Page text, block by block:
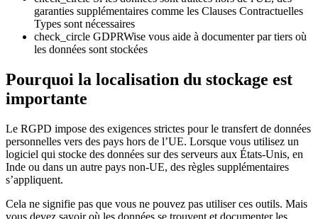
garanties supplémentaires comme les Clauses Contractuelles
Types sont nécessaires
check_circle GDPRWise vous aide à documenter par tiers où
les données sont stockées
Pourquoi la localisation du stockage est
importante
Le RGPD impose des exigences strictes pour le transfert de données
personnelles vers des pays hors de l’UE. Lorsque vous utilisez un
logiciel qui stocke des données sur des serveurs aux États-Unis, en
Inde ou dans un autre pays non-UE, des règles supplémentaires
s’appliquent.
Cela ne signifie pas que vous ne pouvez pas utiliser ces outils. Mais
vous devez savoir où les données se trouvent et documenter les